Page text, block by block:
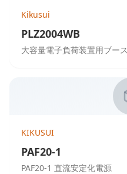
Kikusui
PLZ2004WB
大容量電子負荷装置用ブー
KIKUSUI
PAF20-1
PAF20-1 直流安定化電源